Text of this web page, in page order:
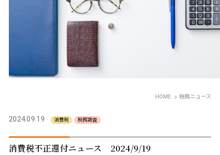
HOME 税務ニュース
2024.09.19 消費税 税務調査
消費税不正還付ニュース 2024/9/19